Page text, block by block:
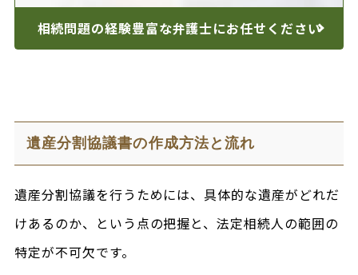
相続問題の経験豊富な弁護士にお任せください
遺産分割協議書の作成方法と流れ
遺産分割協議を行うためには、具体的な遺産がどれだ
けあるのか、という点の把握と、法定相続人の範囲の
特定が不可欠です。